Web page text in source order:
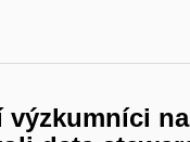
výzkumníci